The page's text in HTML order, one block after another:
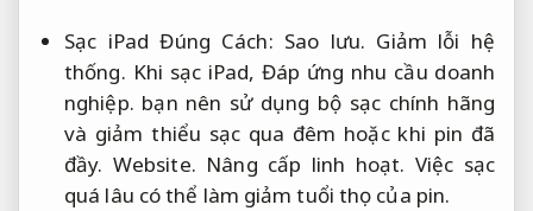
Sạc iPad Đúng Cách: Sao lưu. Giảm lỗi hệ
thống. Khi sạc iPad,Đáp ứng nhu cầu doanh
nghiệp. bạn nên sử dụng bộ sạc chính hãng
và giảm thiểu sạc qua đêm hoặc khi pin đã
đầy. Website. Nâng cấp linh hoạt. Việc sạc
quá lâu có thể làm giảm tuổi thọ của pin.